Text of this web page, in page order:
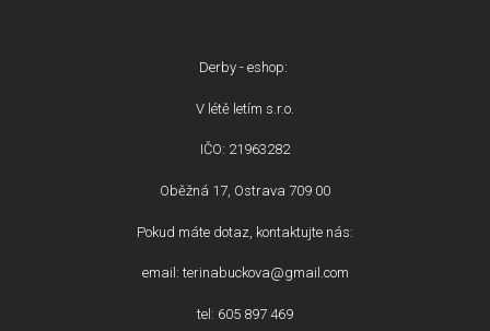
Derby - eshop:
V létě letím s.r.o.
IČO: 21963282
Oběžná 17, Ostrava 709 00
Pokud máte dotaz, kontaktujte nás:
email: terinabuckova@gmail.com
tel: 605 897 469